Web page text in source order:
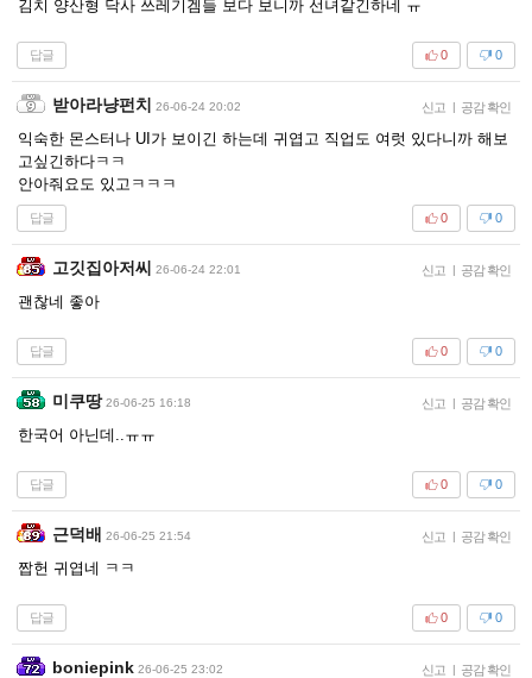
김치 양산형 닥사 쓰레기겜들 보다 보니까 선녀같긴하네 ㅠ
답글 0
0
받아라냥펀치 26-06-24 20:02 신고 | 공감 확인
익숙한 몬스터나 UI가 보이긴 하는데 귀엽고 직업도 여럿 있다니까 해보
고싶긴하다ㅋㅋ
안아줘요도 있고ㅋㅋㅋ
답글 0
0
고깃집아저씨 26-06-24 22:01 신고 | 공감 확인
괜찮네 좋아
답글 0
0
미쿠땅 26-06-25 16:18 신고 | 공감 확인
한국어 아닌데..ㅠㅠ
답글 0
0
근덕배 26-06-25 21:54 신고 | 공감 확인
짭헌 귀엽네 ㅋㅋ
답글 0
0
boniepink 26-06-25 23:02 신고 | 공감 확인